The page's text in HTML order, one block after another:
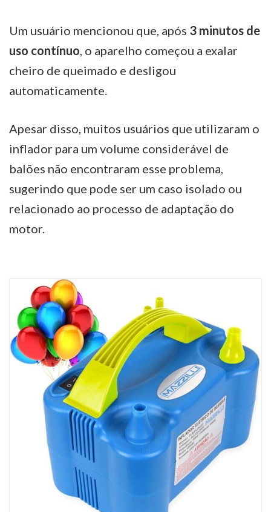
Um usuário mencionou que, após 3 minutos de
uso contínuo, o aparelho começou a exalar
cheiro de queimado e desligou
automaticamente.
Apesar disso, muitos usuários que utilizaram o
inflador para um volume considerável de
balões não encontraram esse problema,
sugerindo que pode ser um caso isolado ou
relacionado ao processo de adaptação do
motor.